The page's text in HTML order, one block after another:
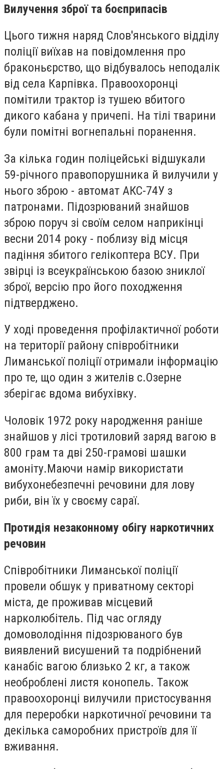
Вилучення зброї та боєприпасів
Цього тижня наряд Слов'янського відділу
поліції виїхав на повідомлення про
браконьєрство, що відбувалось неподалік
від села Карпівка. Правоохоронці
помітили трактор із тушею вбитого
дикого кабана у причепі. На тілі тварини
були помітні вогнепальні поранення.
За кілька годин поліцейські відшукали
59-річного правопорушника й вилучили у
нього зброю - автомат АКС-74У з
патронами. Підозрюваний знайшов
зброю поруч зі своїм селом наприкінці
весни 2014 року - поблизу від місця
падіння збитого гелікоптера ВСУ. При
звірці із всеукраїнською базою зниклої
зброї, версію про його походження
підтверджено.
У ході проведення профілактичної роботи
на території району співробітники
Лиманської поліції отримали інформацію
про те, що один з жителів с.Озерне
зберігає вдома вибухівку.
Чоловік 1972 року народження раніше
знайшов у лісі тротиловий заряд вагою в
800 грам та дві 250-грамові шашки
амоніту.Маючи намір використати
вибухонебезпечні речовини для лову
риби, він їх у своєму сараї.
Протидія незаконному обігу наркотичних
речовин
Співробітники Лиманської поліції
провели обшук у приватному секторі
міста, де проживав місцевий
нарколюбітель. Під час огляду
домоволодіння підозрюваного був
виявлений висушений та подрібнений
канабіс вагою близько 2 кг, а також
необроблені листя конопель. Також
правоохоронці вилучили пристосування
для переробки наркотичної речовини та
декілька саморобних пристроїв для її
вживання.